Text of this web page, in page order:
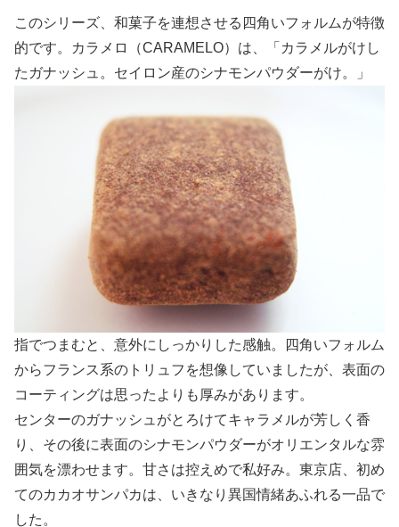
このシリーズ、和菓子を連想させる四角いフォルムが特徴
的です。カラメロ（CARAMELO）は、「カラメルがけし
たガナッシュ。セイロン産のシナモンパウダーがけ。」
指でつまむと、意外にしっかりした感触。四角いフォルム
からフランス系のトリュフを想像していましたが、表面の
コーティングは思ったよりも厚みがあります。
センターのガナッシュがとろけてキャラメルが芳しく香
り、その後に表面のシナモンパウダーがオリエンタルな雰
囲気を漂わせます。甘さは控えめで私好み。東京店、初め
てのカカオサンパカは、いきなり異国情緒あふれる一品で
した。